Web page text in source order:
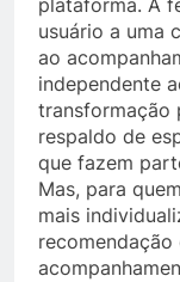
plataforma. A
usuário a uma
ao
independente
transformação
respaldo de
que fazem
Mas, para
mais